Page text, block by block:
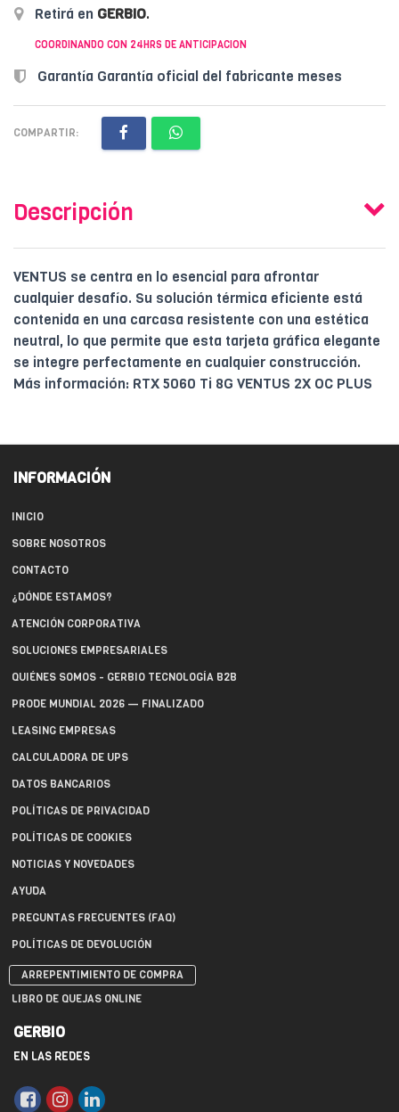
Retirá en GERBIO.
COORDINANDO CON 24HRS DE ANTICIPACION
Garantía Garantía oficial del fabricante meses
COMPARTIR:
Descripción
VENTUS se centra en lo esencial para afrontar
cualquier desafío. Su solución térmica eficiente está
contenida en una carcasa resistente con una estética
neutral, lo que permite que esta tarjeta gráfica elegante
se integre perfectamente en cualquier construcción.
Más información: RTX 5060 Ti 8G VENTUS 2X OC PLUS
INFORMACIÓN
INICIO
SOBRE NOSOTROS
CONTACTO
¿DÓNDE ESTAMOS?
ATENCIÓN CORPORATIVA
SOLUCIONES EMPRESARIALES
QUIÉNES SOMOS - GERBIO TECNOLOGÍA B2B
PRODE MUNDIAL 2026 — FINALIZADO
LEASING EMPRESAS
CALCULADORA DE UPS
DATOS BANCARIOS
POLÍTICAS DE PRIVACIDAD
POLÍTICAS DE COOKIES
NOTICIAS Y NOVEDADES
AYUDA
PREGUNTAS FRECUENTES (FAQ)
POLÍTICAS DE DEVOLUCIÓN
ARREPENTIMIENTO DE COMPRA
LIBRO DE QUEJAS ONLINE
GERBIO
EN LAS REDES